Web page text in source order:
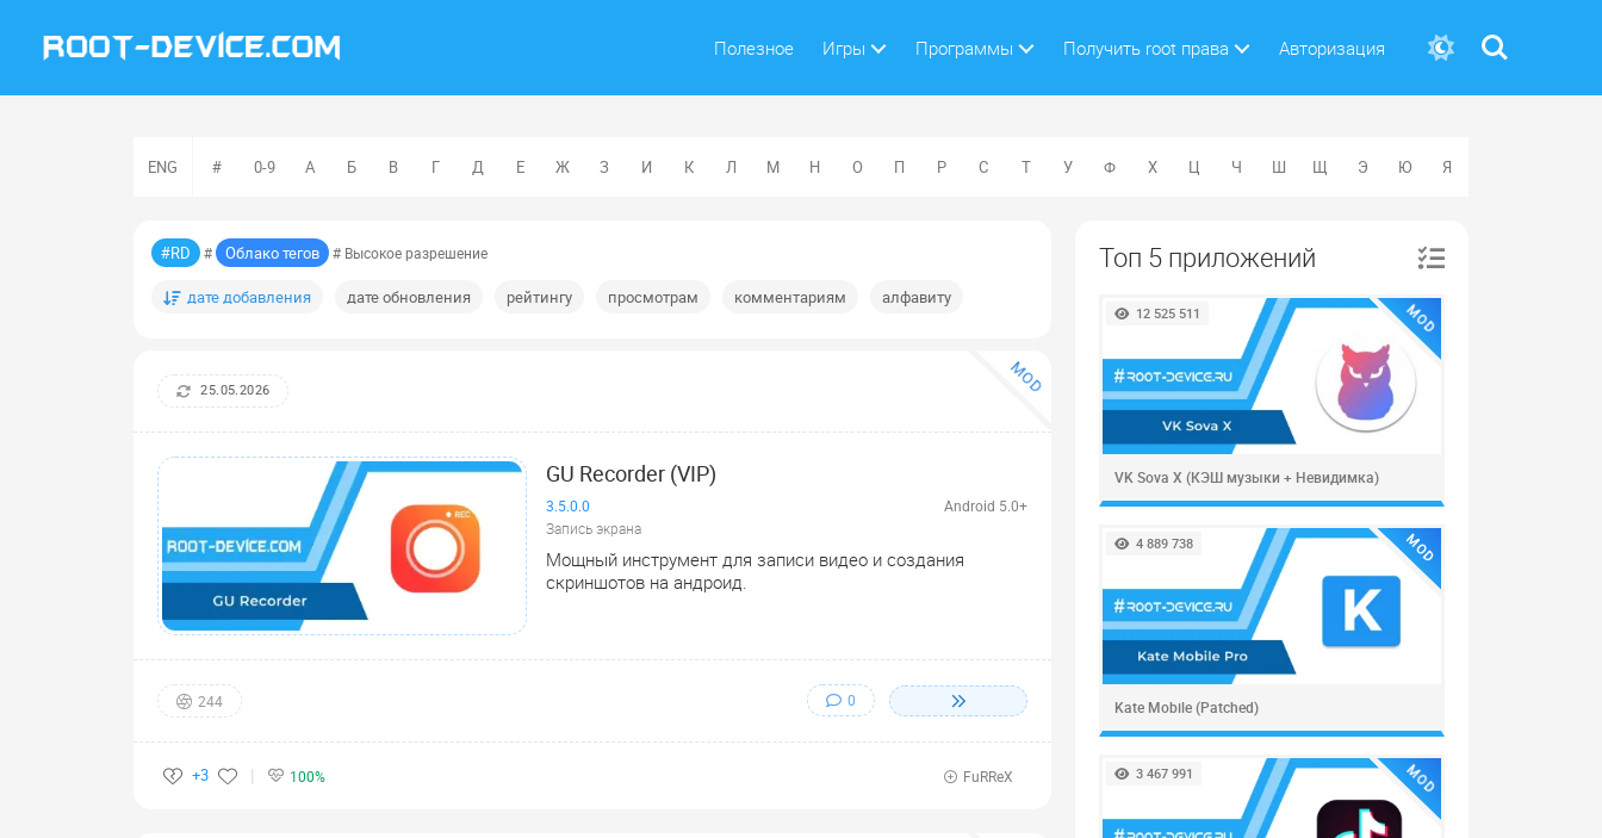
Полезное Игры Программы Получить root права Авторизация
Поиск
ENG # 0-9 А Б В Г Д Е Ж З И К Л М Н О П Р С Т У Ф Х Ц Ч Ш Щ Э Ю Я
#RD # Облако тегов # Высокое разрешение
дате добавления дате обновления рейтингу просмотрам комментариям алфавиту
MOD
25.05.2026
GU Recorder (VIP)
3.5.0.0 Android 5.0+
Запись экрана
Мощный инструмент для записи видео и создания
скриншотов на андроид.
244 0
+3 100% FuRReX
Топ 5 приложений
MOD
12 525 511
VK Sova X (КЭШ музыки + Невидимка)
MOD
4 889 738
Kate Mobile (Patched)
MOD
3 467 991